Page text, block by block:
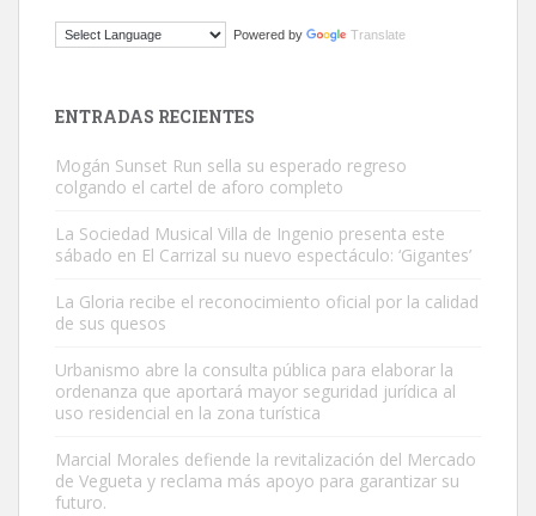
Este gato macho ha aparecido en la calle hace menos de un mes,
Busco adopción responsable para mi perra. Pastor alemán,
Leales.org » Gran Canaria | 6.7.2025
Powered by Translate
ENTRADAS RECIENTES
Mogán Sunset Run sella su esperado regreso
colgando el cartel de aforo completo
La Sociedad Musical Villa de Ingenio presenta este
sábado en El Carrizal su nuevo espectáculo: ‘Gigantes’
La Gloria recibe el reconocimiento oficial por la calidad
de sus quesos
Urbanismo abre la consulta pública para elaborar la
ordenanza que aportará mayor seguridad jurídica al
uso residencial en la zona turística
Marcial Morales defiende la revitalización del Mercado
de Vegueta y reclama más apoyo para garantizar su
futuro.